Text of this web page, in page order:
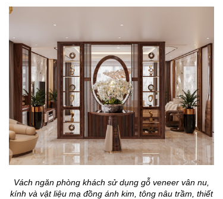
Vách ngăn phòng khách sử dụng gỗ veneer vân nu,
kính và vật liệu mạ đồng ánh kim, tông nâu trầm, thiết